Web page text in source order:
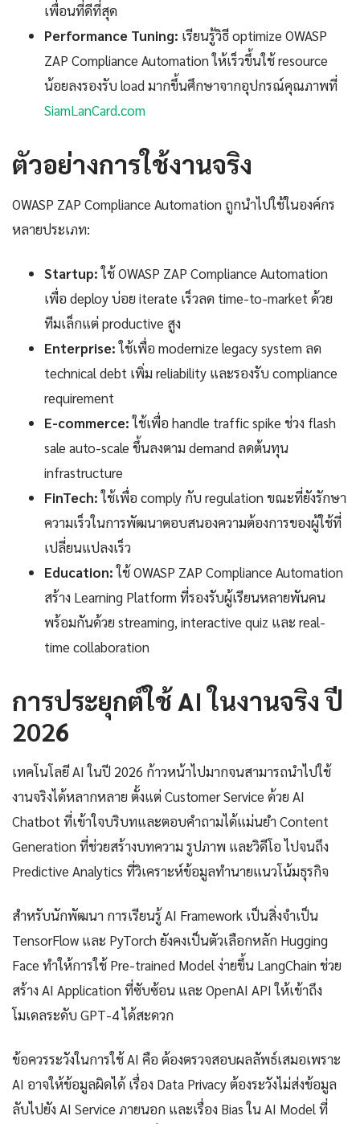
เพื่อนที่ดีที่สุด
Performance Tuning: เรียนรู้วิธี optimize OWASP
ZAP Compliance Automation ให้เร็วขึ้นใช้ resource
น้อยลงรองรับ load มากขึ้นศึกษาจากอุปกรณ์คุณภาพที่
SiamLanCard.com
ตัวอย่างการใช้งานจริง
OWASP ZAP Compliance Automation ถูกนำไปใช้ในองค์กร
หลายประเภท:
Startup:ใช้ OWASP ZAP Compliance Automation
เพื่อ deploy บ่อย iterate เร็วลด time-to-market ด้วย
ทีมเล็กแต่ productive สูง
Enterprise:ใช้เพื่อ modernize legacy system ลด
technical debt เพิ่ม reliability และรองรับ compliance
requirement
E-commerce:ใช้เพื่อ handle traffic spike ช่วง flash
sale auto-scale ขึ้นลงตาม demand ลดต้นทุน
infrastructure
FinTech:ใช้เพื่อ comply กับ regulation ขณะที่ยังรักษา
ความเร็วในการพัฒนาตอบสนองความต้องการของผู้ใช้ที่
เปลี่ยนแปลงเร็ว
Education:ใช้ OWASP ZAP Compliance Automation
สร้าง Learning Platform ที่รองรับผู้เรียนหลายพันคน
พร้อมกันด้วย streaming, interactive quiz และ real-
time collaboration
การประยุกต์ใช้ AI ในงานจริง ปี
2026
เทคโนโลยี AI ในปี 2026 ก้าวหน้าไปมากจนสามารถนำไปใช้
งานจริงได้หลากหลาย ตั้งแต่ Customer Service ด้วย AI
Chatbot ที่เข้าใจบริบทและตอบคำถามได้แม่นยำ Content
Generation ที่ช่วยสร้างบทความ รูปภาพ และวิดีโอ ไปจนถึง
Predictive Analytics ที่วิเคราะห์ข้อมูลทำนายแนวโน้มธุรกิจ
สำหรับนักพัฒนา การเรียนรู้ AI Framework เป็นสิ่งจำเป็น
TensorFlow และ PyTorch ยังคงเป็นตัวเลือกหลัก Hugging
Face ทำให้การใช้ Pre-trained Model ง่ายขึ้น LangChain ช่วย
สร้าง AI Application ที่ซับซ้อน และ OpenAI API ให้เข้าถึง
โมเดลระดับ GPT-4 ได้สะดวก
ข้อควรระวังในการใช้ AI คือ ต้องตรวจสอบผลลัพธ์เสมอเพราะ
AI อาจให้ข้อมูลผิดได้ เรื่อง Data Privacy ต้องระวังไม่ส่งข้อมูล
ลับไปยัง AI Service ภายนอก และเรื่อง Bias ใน AI Model ที่